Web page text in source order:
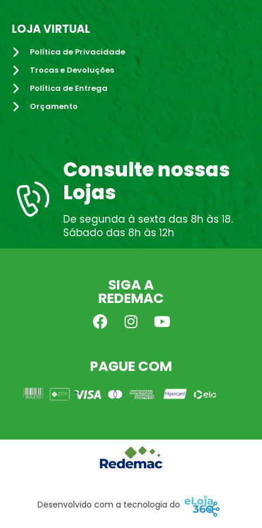
LOJA VIRTUAL
Política de Privacidade
Trocas e Devoluções
Política de Entrega
Orçamento
Consulte nossas
Lojas
De segunda à sexta das 8h às 18.
Sábado das 8h às 12h
SIGA A
REDEMAC
PAGUE COM
Desenvolvido com a tecnologia do